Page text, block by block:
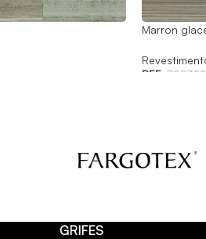
Marron
REF:
GRIFES